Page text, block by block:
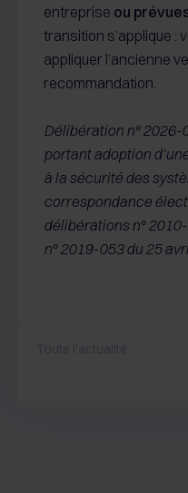
entreprise ou
transition s’applique :
appliquer l’ancienne
recommandation.
Délibération n° 2026-
portant adoption
à la sécurité des
correspondance
délibérations n°
n° 2019-053 du 25